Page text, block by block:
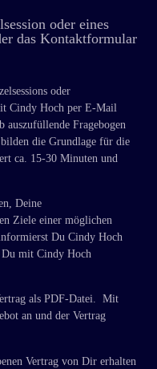
oder eines
das Kontaktformular
oder
Cindy Hoch per E-Mail
Fragebogen
die Grundlage für die
ca. 15-30 Minuten und
Deine
Ziele einer möglichen
Du Cindy Hoch
mit Cindy Hoch
als PDF-Datei. Mit
an und der Vertrag
Vertrag von Dir erhalten